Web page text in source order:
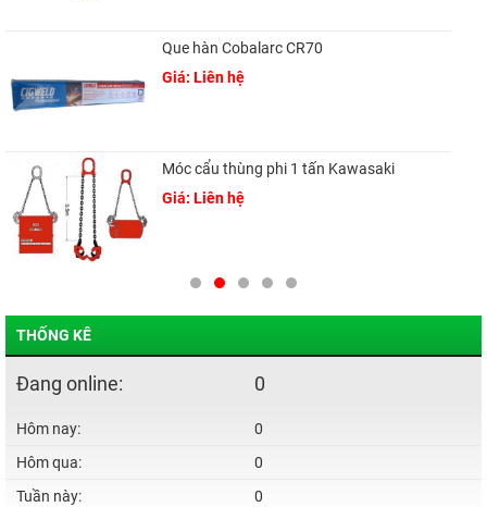
Que hàn Cobalarc CR70
Giá: Liên hệ
Móc cẩu thùng phi 1 tấn Kawasaki
Giá: Liên hệ
THỐNG KÊ
Đang online: 0
Hôm nay:
0
Hôm qua:
0
Tuần này:
0